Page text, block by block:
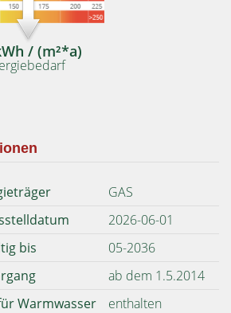
/ (m²*a)
GAS
2026-06-01
bis
05-2036
ab dem 1.5.2014
Warmwasser
enthalten